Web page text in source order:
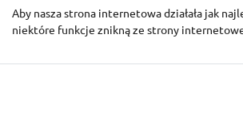
Aby nasza strona internetowa działała jak
niektóre funkcje znikną ze strony